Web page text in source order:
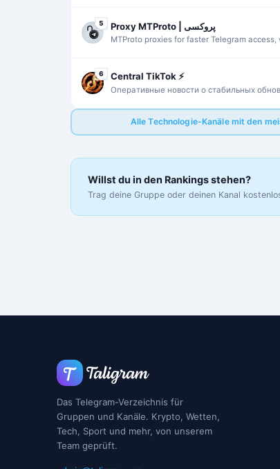
5 Proxy MTProto | پروکسی
MTProto proxies for faster Telegram access,
6 Central TikTok ⚡️
Оперативные новости о стабильных
Alle Technologie-Kanäle mit den
Willst du in den Rankings stehen?
Trag deine Gruppe oder deinen Kanal
Das Telegram-Verzeichnis für
Gruppen und Kanäle. Krypto, Wetten,
Tech, Sport und mehr, von unserem
Team geprüft.